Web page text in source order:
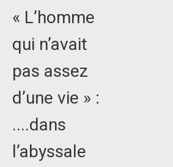
« L’homme
qui n’avait
pas assez
d’une vie » :
....dans
l’abyssale